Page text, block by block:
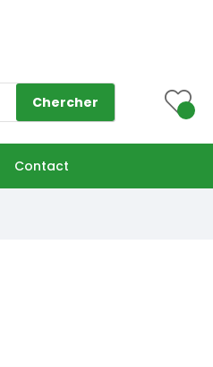
Chercher
Contact